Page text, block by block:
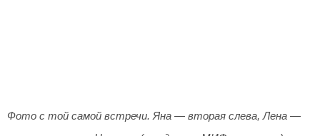
Фото с той самой встречи. Яна — вторая слева, Лена —